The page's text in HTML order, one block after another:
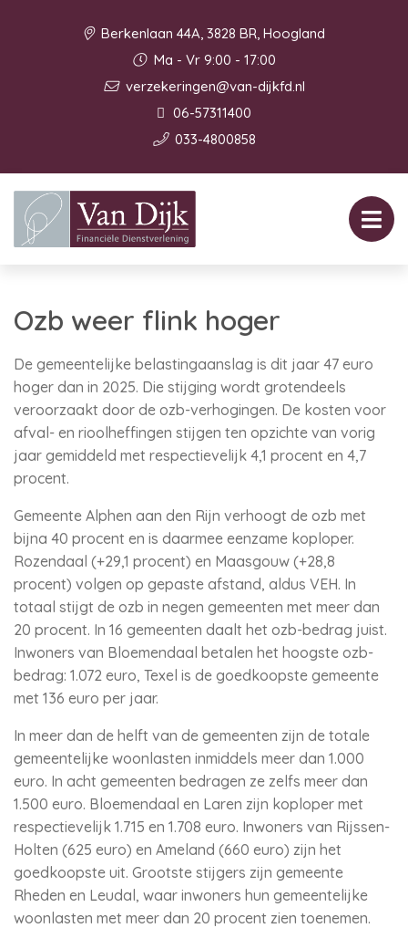
Berkenlaan 44A, 3828 BR, Hoogland
Ma - Vr 9:00 - 17:00
verzekeringen@van-dijkfd.nl
06-57311400
033-4800858
Ozb weer flink hoger
De gemeentelijke belastingaanslag is dit jaar 47 euro
hoger dan in 2025. Die stijging wordt grotendeels
veroorzaakt door de ozb-verhogingen. De kosten voor
afval- en rioolheffingen stijgen ten opzichte van vorig
jaar gemiddeld met respectievelijk 4,1 procent en 4,7
procent.
Gemeente Alphen aan den Rijn verhoogt de ozb met
bijna 40 procent en is daarmee eenzame koploper.
Rozendaal (+29,1 procent) en Maasgouw (+28,8
procent) volgen op gepaste afstand, aldus VEH. In
totaal stijgt de ozb in negen gemeenten met meer dan
20 procent. In 16 gemeenten daalt het ozb-bedrag juist.
Inwoners van Bloemendaal betalen het hoogste ozb-
bedrag: 1.072 euro, Texel is de goedkoopste gemeente
met 136 euro per jaar.
In meer dan de helft van de gemeenten zijn de totale
gemeentelijke woonlasten inmiddels meer dan 1.000
euro. In acht gemeenten bedragen ze zelfs meer dan
1.500 euro. Bloemendaal en Laren zijn koploper met
respectievelijk 1.715 en 1.708 euro. Inwoners van Rijssen-
Holten (625 euro) en Ameland (660 euro) zijn het
goedkoopste uit. Grootste stijgers zijn gemeente
Rheden en Leudal, waar inwoners hun gemeentelijke
woonlasten met meer dan 20 procent zien toenemen.